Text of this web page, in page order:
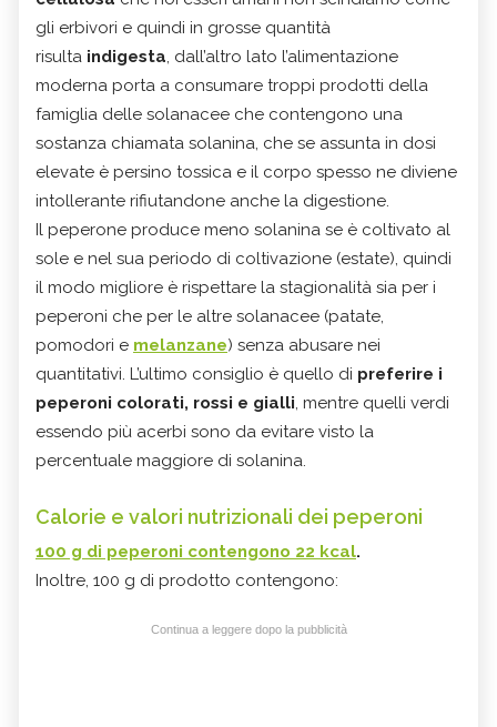
gli erbivori e quindi in grosse quantità
risulta indigesta, dall’altro lato l’alimentazione
moderna porta a consumare troppi prodotti della
famiglia delle solanacee che contengono una
sostanza chiamata solanina, che se assunta in dosi
elevate è persino tossica e il corpo spesso ne diviene
intollerante rifiutandone anche la digestione.
Il peperone produce meno solanina se è coltivato al
sole e nel sua periodo di coltivazione (estate), quindi
il modo migliore è rispettare la stagionalità sia per i
peperoni che per le altre solanacee (patate,
pomodori e melanzane) senza abusare nei
quantitativi. L’ultimo consiglio è quello di preferire i
peperoni colorati, rossi e gialli, mentre quelli verdi
essendo più acerbi sono da evitare visto la
percentuale maggiore di solanina.
Calorie e valori nutrizionali dei peperoni
100 g di peperoni contengono 22 kcal.
Inoltre, 100 g di prodotto contengono:
Continua a leggere dopo la pubblicità